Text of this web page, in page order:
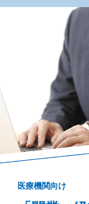
医療機関向け